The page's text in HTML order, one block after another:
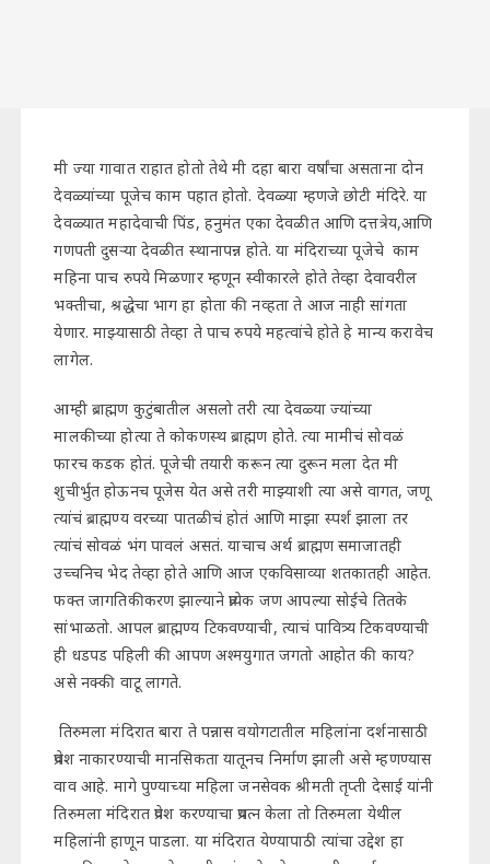
मी ज्या गावात राहात होतो तेथे मी दहा बारा वर्षांचा असताना दोन
देवळ्यांच्या पूजेच काम पहात होतो. देवळ्या म्हणजे छोटी मंदिरे. या
देवळ्यात महादेवाची पिंड, हनुमंत एका देवळीत आणि दत्तत्रेय,आणि
गणपती दुसऱ्या देवळीत स्थानापन्न होते. या मंदिराच्या पूजेचे काम
महिना पाच रुपये मिळणार म्हणून स्वीकारले होते तेव्हा देवावरील
भक्तीचा, श्रद्धेचा भाग हा होता की नव्हता ते आज नाही सांगता
येणार. माझ्यासाठी तेव्हा ते पाच रुपये महत्वांचे होते हे मान्य करावेच
लागेल.
आम्ही ब्राह्मण कुटुंबातील असलो तरी त्या देवळ्या ज्यांच्या
मालकीच्या होत्या ते कोकणस्थ ब्राह्मण होते. त्या मामीचं सोवळं
फारच कडक होतं. पूजेची तयारी करून त्या दुरून मला देत मी
शुचीर्भुत होऊनच पूजेस येत असे तरी माझ्याशी त्या असे वागत, जणू
त्यांचं ब्राह्मण्य वरच्या पातळीचं होतं आणि माझा स्पर्श झाला तर
त्यांचं सोवळं भंग पावलं असतं. याचाच अर्थ ब्राह्मण समाजातही
उच्चनिच भेद तेव्हा होते आणि आज एकविसाव्या शतकातही आहेत.
फक्त जागतिकीकरण झाल्याने प्रत्येक जण आपल्या सोईचे तितके
सांभाळतो. आपल ब्राह्मण्य टिकवण्याची, त्याचं पावित्र्य टिकवण्याची
ही धडपड पहिली की आपण अश्मयुगात जगतो आहोत की काय?
असे नक्की वाटू लागते.
तिरुमला मंदिरात बारा ते पन्नास वयोगटातील महिलांना दर्शनासाठी
प्रवेश नाकारण्याची मानसिकता यातूनच निर्माण झाली असे म्हणण्यास
वाव आहे. मागे पुण्याच्या महिला जनसेवक श्रीमती तृप्ती देसाई यांनी
तिरुमला मंदिरात प्रवेश करण्याचा प्रयत्न केला तो तिरुमला येथील
महिलांनी हाणून पाडला. या मंदिरात येण्यापाठी त्यांचा उद्देश हा